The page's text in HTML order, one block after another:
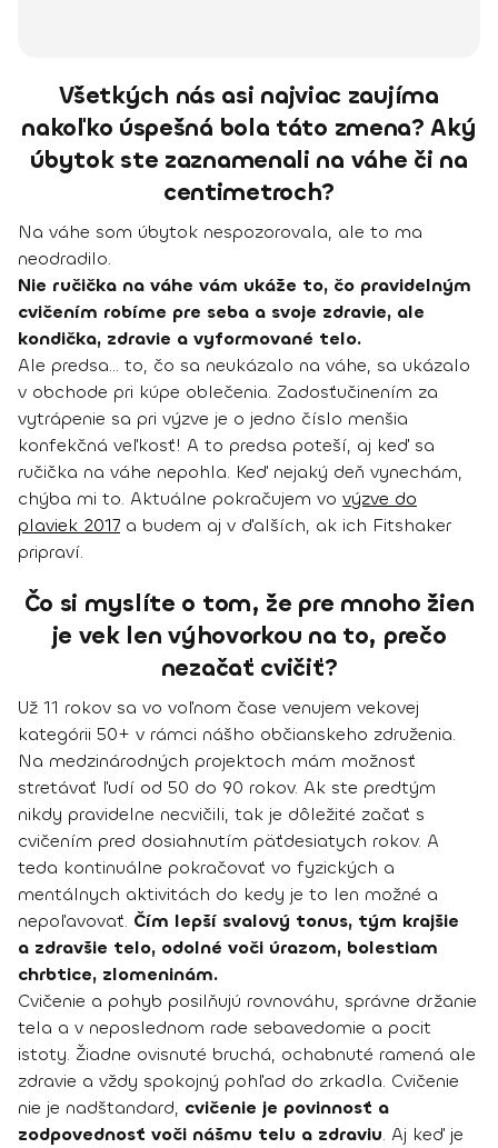
Všetkých nás asi najviac zaujíma
nakoľko úspešná bola táto zmena? Aký
úbytok ste zaznamenali na váhe či na
centimetroch?
Na váhe som úbytok nespozorovala, ale to ma
neodradilo.
Nie ručička na váhe vám ukáže to, čo pravidelným
cvičením robíme pre seba a svoje zdravie, ale
kondička, zdravie a vyformované telo.
Ale predsa... to, čo sa neukázalo na váhe, sa ukázalo
v obchode pri kúpe oblečenia. Zadosťučinením za
vytrápenie sa pri výzve je o jedno číslo menšia
konfekčná veľkosť! A to predsa poteší, aj keď sa
ručička na váhe nepohla. Keď nejaký deň vynechám,
chýba mi to. Aktuálne pokračujem vo výzve do
plaviek 2017 a budem aj v ďalších, ak ich Fitshaker
pripraví.
Čo si myslíte o tom, že pre mnoho žien
je vek len výhovorkou na to, prečo
nezačať cvičiť?
Už 11 rokov sa vo voľnom čase venujem vekovej
kategórii 50+ v rámci nášho občianskeho združenia.
Na medzinárodných projektoch mám možnosť
stretávať ľudí od 50 do 90 rokov. Ak ste predtým
nikdy pravidelne necvičili, tak je dôležité začať s
cvičením pred dosiahnutím päťdesiatych rokov. A
teda kontinuálne pokračovať vo fyzických a
mentálnych aktivitách do kedy je to len možné a
nepoľavovať. Čím lepší svalový tonus, tým krajšie
a zdravšie telo, odolné voči úrazom, bolestiam
chrbtice, zlomeninám.
Cvičenie a pohyb posilňujú rovnováhu, správne držanie
tela a v neposlednom rade sebavedomie a pocit
istoty. Žiadne ovisnuté bruchá, ochabnuté ramená ale
zdravie a vždy spokojný pohľad do zrkadla. Cvičenie
nie je nadštandard, cvičenie je povinnosť a
zodpovednosť voči nášmu telu a zdraviu. Aj keď je